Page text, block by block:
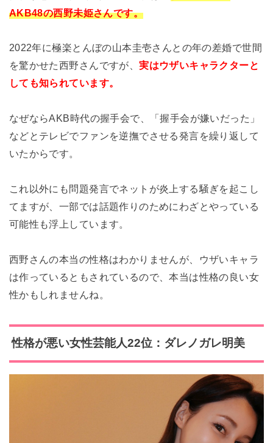
AKB48の西野未姫さんです。
2022年に極楽とんぼの山本圭壱さんとの年の差婚で世間
を驚かせた西野さんですが、実はウザいキャラクターと
しても知られています。
なぜならAKB時代の握手会で、「握手会が嫌いだった」
などとテレビでファンを逆撫でさせる発言を繰り返して
いたからです。
これ以外にも問題発言でネットが炎上する騒ぎを起こし
てますが、一部では話題作りのためにわざとやっている
可能性も浮上しています。
西野さんの本当の性格はわかりませんが、ウザいキャラ
は作っているともされているので、本当は性格の良い女
性かもしれませんね。
性格が悪い女性芸能人22位：ダレノガレ明美